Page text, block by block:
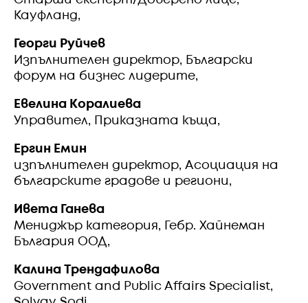
Кауфланд,
Георги Руйчев
Изпълнителен директор, Български
форум на бизнес лидерите,
Евелина Коралиева
Управител, Приказната къща,
Ергин Емин
изпълнителен директор, Асоциация на
българските градове и региони,
Ивета Ганева
Мениджър категория, Гебр. Хайнеман
България ООД,
Калина Трендафилова
Government and Public Affairs Specialist,